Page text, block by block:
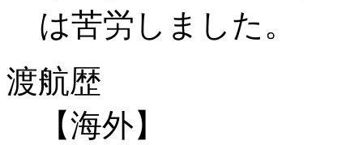
は苦労しました。
渡航歴
【海外】